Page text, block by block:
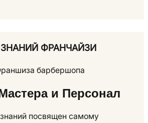
ЗНАНИЙ ФРАНЧАЙЗИ
и Персонал
посвящен самому